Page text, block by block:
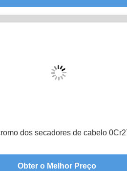
dos secadores de cabelo
Obter o Melhor Preço